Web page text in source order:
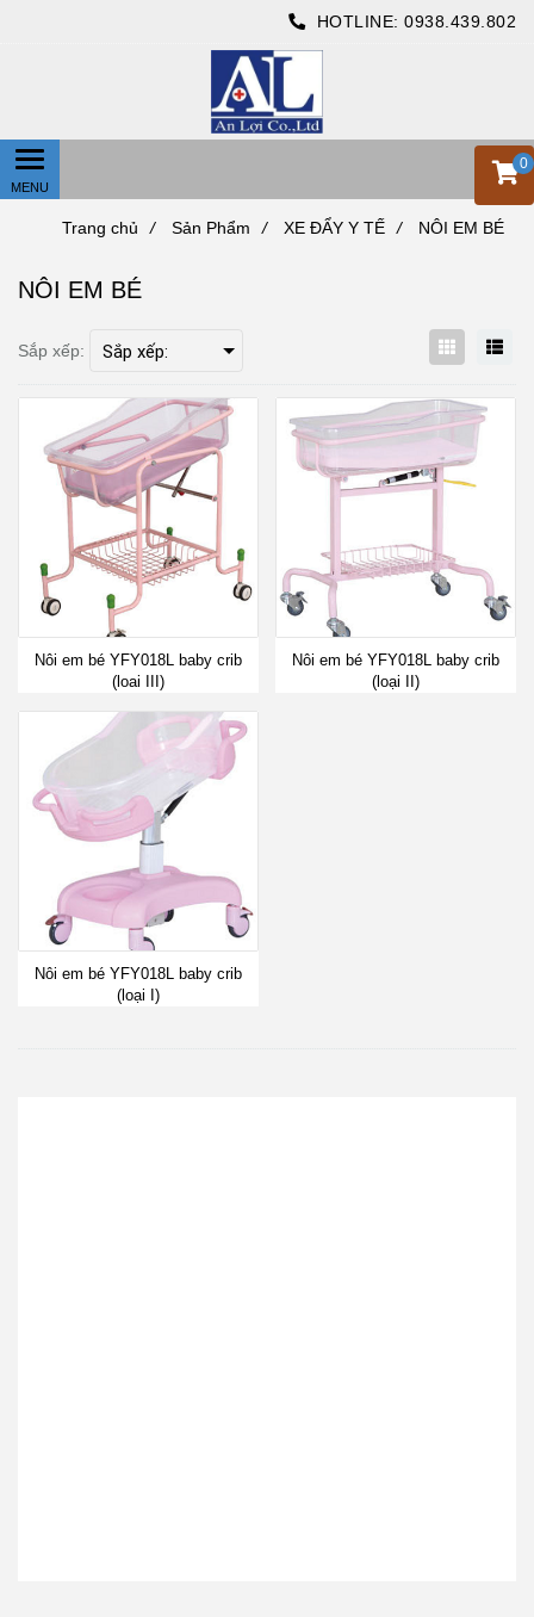
HOTLINE: 0938.439.802
0
Trang chủ / Sản Phẩm / XE ĐẨY Y TẾ / NÔI EM BÉ
NÔI EM BÉ
Sắp xếp:
Nôi em bé YFY018L baby crib
(loai III)
Nôi em bé YFY018L baby crib
(loại II)
Nôi em bé YFY018L baby crib
(loại I)